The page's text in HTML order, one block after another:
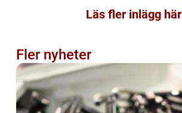
Läs fler inlägg här
Fler nyheter